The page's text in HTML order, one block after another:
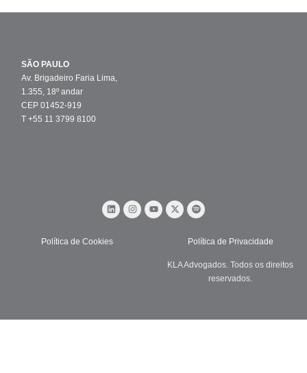
SÃO PAULO
Av. Brigadeiro Faria Lima,
1.355, 18º andar
CEP 01452-919
T +55 11 3799 8100
Política de Cookies Política de Privacidade
KLA Advogados. Todos os direitos
reservados.